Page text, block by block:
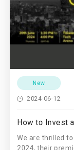
New
2024-06-12
We are thrilled
2024, their